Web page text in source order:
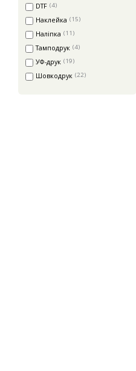
DTF (4)
Наклейка (15)
Наліпка (11)
Тамподрук (4)
УФ-друк (19)
Шовкодрук (22)